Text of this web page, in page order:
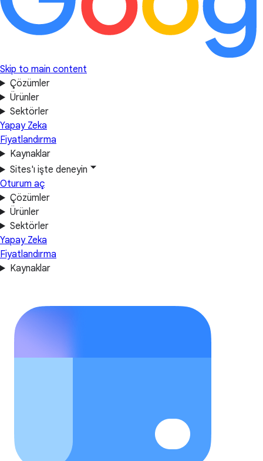
Skip to main content
Çözümler
Ürünler
Sektörler
Yapay Zeka
Fiyatlandırma
Kaynaklar
Sites'ı işte deneyin
Oturum aç
Çözümler
Ürünler
Sektörler
Yapay Zeka
Fiyatlandırma
Kaynaklar